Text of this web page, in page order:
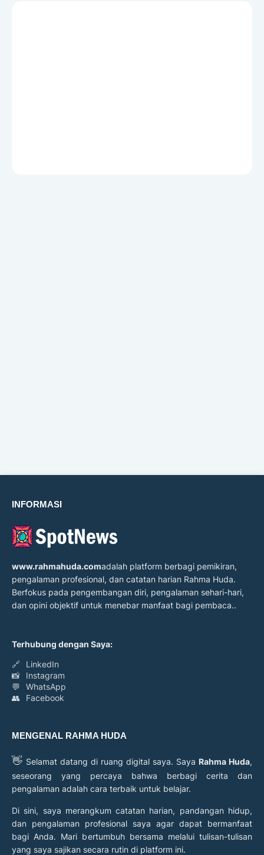
INFORMASI
www.rahmahuda.comadalah platform berbagi pemikiran,
pengalaman profesional, dan catatan harian Rahma Huda.
Berfokus pada pengembangan diri, pengalaman sehari-hari,
dan opini objektif untuk menebar manfaat bagi pembaca..
Terhubung dengan Saya:
🔗
LinkedIn
📸
Instagram
💬
WhatsApp
👥
Facebook
MENGENAL RAHMA HUDA
👋 Selamat datang di ruang digital saya. Saya Rahma Huda,
seseorang yang percaya bahwa berbagi cerita dan
pengalaman adalah cara terbaik untuk belajar.
Di sini, saya merangkum catatan harian, pandangan hidup,
dan pengalaman profesional saya agar dapat bermanfaat
bagi Anda. Mari bertumbuh bersama melalui tulisan-tulisan
yang saya sajikan secara rutin di platform ini.